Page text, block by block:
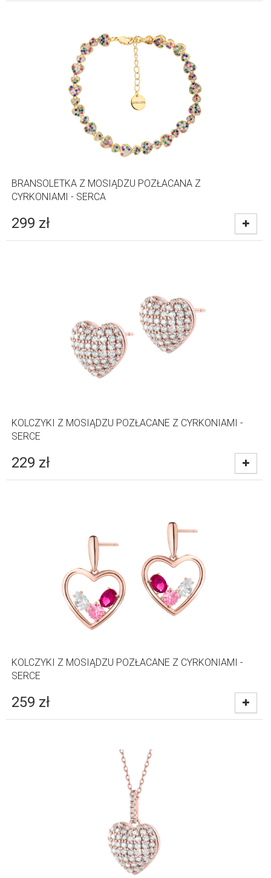
BRANSOLETKA Z MOSIĄDZU POZŁACANA Z
CYRKONIAMI - SERCA
299 zł
KOLCZYKI Z MOSIĄDZU POZŁACANE Z CYRKONIAMI -
SERCE
229 zł
KOLCZYKI Z MOSIĄDZU POZŁACANE Z CYRKONIAMI -
SERCE
259 zł